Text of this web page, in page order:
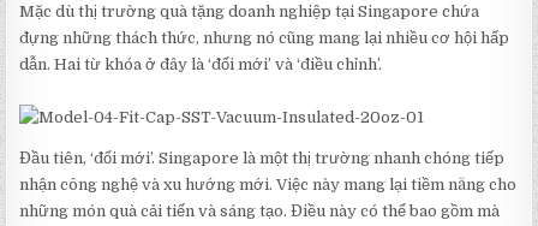
Mặc dù thị trường quà tặng doanh nghiệp tại Singapore chứa
đựng những thách thức, nhưng nó cũng mang lại nhiều cơ hội hấp
dẫn. Hai từ khóa ở đây là ‘đổi mới’ và ‘điều chỉnh’.
Đầu tiên, ‘đổi mới’. Singapore là một thị trường nhanh chóng tiếp
nhận công nghệ và xu hướng mới. Việc này mang lại tiềm năng cho
những món quà cải tiến và sáng tạo. Điều này có thể bao gồm mà